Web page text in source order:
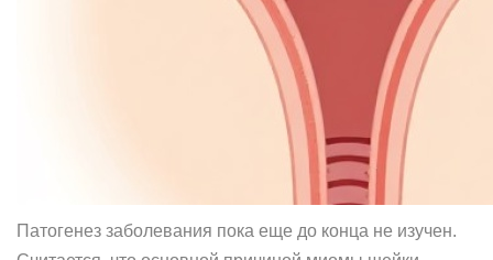
Патогенез заболевания пока еще до конца не изучен.